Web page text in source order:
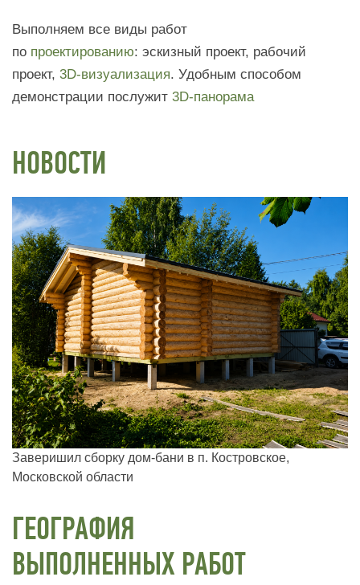
Выполняем все виды работ
по проектированию: эскизный проект, рабочий
проект, 3D-визуализация. Удобным способом
демонстрации послужит 3D-панорама
НОВОСТИ
Заверишил сборку дом-бани в п. Костровское,
Московской области
ГЕОГРАФИЯ
ВЫПОЛНЕННЫХ РАБОТ